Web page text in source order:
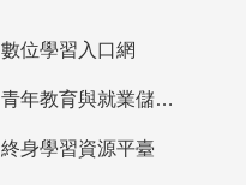
數位學習入口網
青年教育與就業儲蓄帳戶
終身學習資源平臺